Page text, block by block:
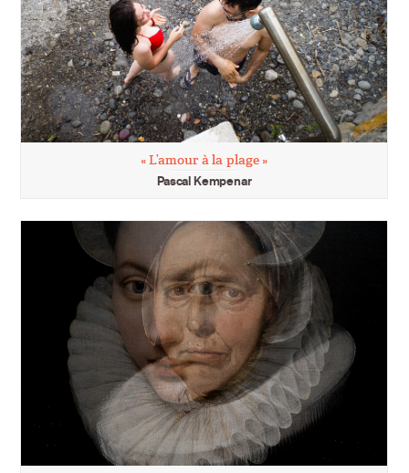
« L’amour à la plage »
Pascal Kempenar